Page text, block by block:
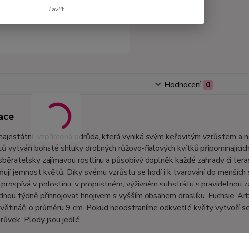
Hodnocení 0
majestátní, vzpřímená odrůda, která vyniká svým keřovitým vzrůstem
vytváří bohaté shluky drobných růžovo-fialových kvítků
zajímavou rostlinu a působivý doplněk každé zahrady či
jemnost květů. Díky svému vzrůstu se hodí i k tvarování do
v polostínu, v propustném, výživném substrátu s pravidelnou
týdně přihnojovat hnojivem s vyšším obsahem draslíku. Fuchsie
o průměru 9 cm. Pokud neodstraníme odkvetlé květy vytvoří
Plody jsou jedlé.
Zavřít